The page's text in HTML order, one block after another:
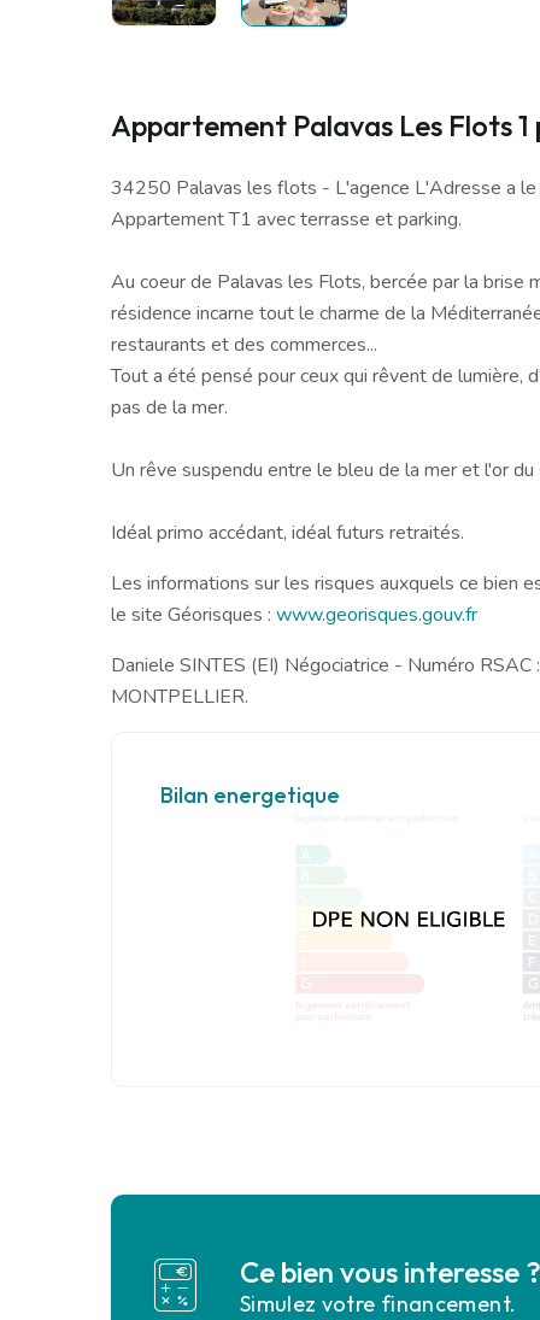
Appartement Palavas Les Flots 1
34250 Palavas les flots - L'agence L'Adresse a le
Appartement T1 avec terrasse et parking.
Au coeur de Palavas les Flots, bercée par la brise
résidence incarne tout le charme de la
restaurants et des commerces...
Tout a été pensé pour ceux qui rêvent de lumière,
pas de la mer.
Un rêve suspendu entre le bleu de la mer et l'or du
Idéal primo accédant, idéal futurs retraités.
Les informations sur les risques auxquels ce bien
le site Géorisques : www.georisques.gouv.fr
Daniele SINTES (EI) Négociatrice - Numéro
MONTPELLIER.
Bilan energetique
Ce bien vous interesse ?
Simulez votre financement.